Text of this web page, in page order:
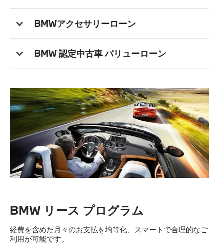
BMWアクセサリーローン
BMW 認定中古車 バリューローン
BMW リース プログラム
経費を含めた月々のお支払を均等化、スマートで合理的なご
利用が可能です。